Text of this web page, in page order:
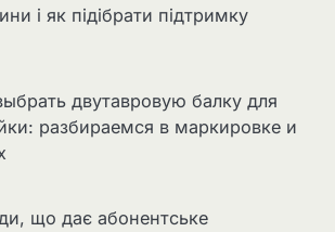
і як підібрати підтримку
двутавровую балку для
разбираемся в маркировке и
що дає абонентське